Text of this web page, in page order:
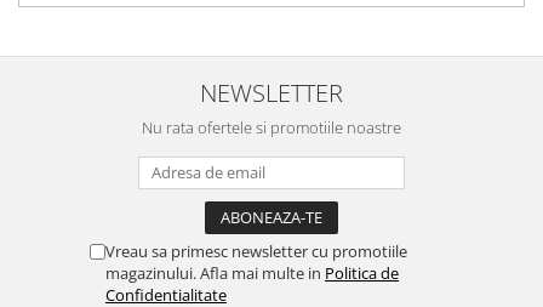
NEWSLETTER
Nu rata ofertele si promotiile noastre
Vreau sa primesc newsletter cu promotiile
magazinului. Afla mai multe in Politica de
Confidentialitate